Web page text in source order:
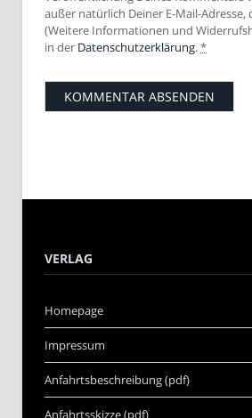
außer natürlich Deiner E-Mail-Adresse,
(Weitere Informationen und
in der Datenschutzerklärung.*
VERLAG
Homepage
Impressum
Anfahrtsbeschreibung (pdf)
Anfahrtsskizze (pdf)